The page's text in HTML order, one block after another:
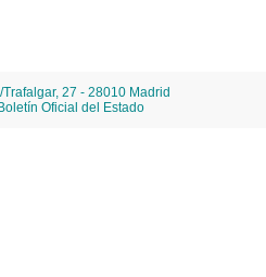
27 - 28010 Madrid
Oficial del Estado